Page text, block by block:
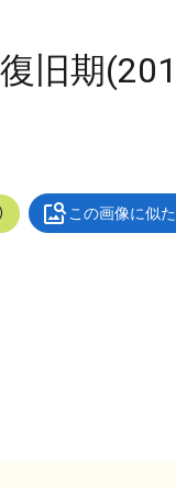
旧期
この画像に似